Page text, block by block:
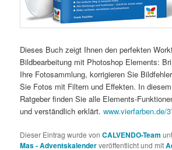
Dieses Buch zeigt Ihnen den perfekten
Bildbearbeitung mit Photoshop Elements:
Ihre Fotosammlung, korrigieren Sie
Sie Fotos mit Filtern und Effekten. In
Ratgeber finden Sie alle Elements-
und verständlich erklärt.www.vierfarben.de/
Dieser Eintrag wurde vonCALVENDO-Team
Mas - Adventskalenderveröffentlicht und mit